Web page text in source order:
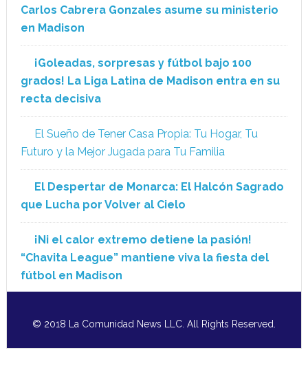
Carlos Cabrera Gonzales asume su ministerio
en Madison
¡Goleadas, sorpresas y fútbol bajo 100
grados! La Liga Latina de Madison entra en su
recta decisiva
El Sueño de Tener Casa Propia: Tu Hogar, Tu
Futuro y la Mejor Jugada para Tu Familia
El Despertar de Monarca: El Halcón Sagrado
que Lucha por Volver al Cielo
¡Ni el calor extremo detiene la pasión!
“Chavita League” mantiene viva la fiesta del
fútbol en Madison
© 2018 La Comunidad News LLC. All Rights Reserved.